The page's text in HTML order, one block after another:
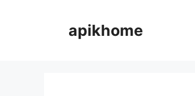
apikhome